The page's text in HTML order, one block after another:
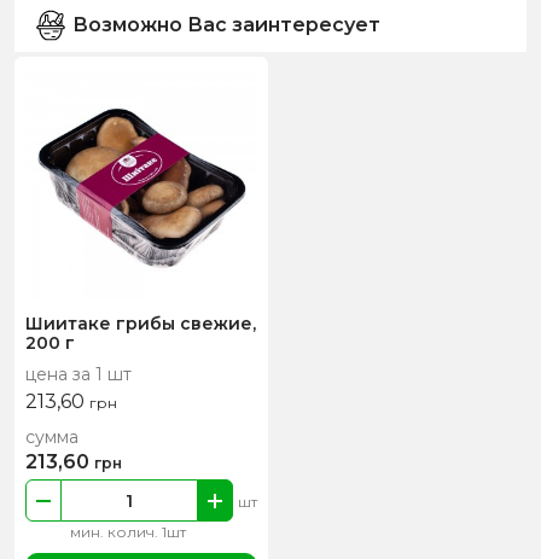
Возможно Вас заинтересует
Шиитаке грибы свежие,
200 г
цена за 1 шт
213,60 грн
мин. колич. 1шт
шт
сумма
213,60 грн